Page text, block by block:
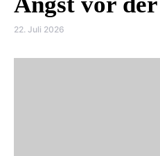
22. Juli 2026